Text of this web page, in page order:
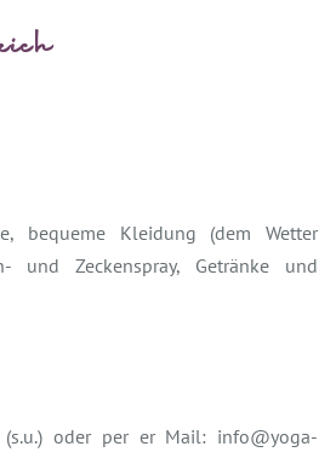
bequeme Kleidung (dem Wetter
und Zeckenspray, Getränke und
(s.u.) oder per er Mail: info@yoga-